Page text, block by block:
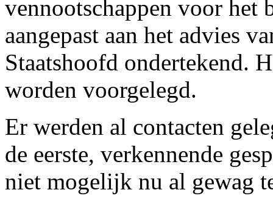
vennootschappen voor het
aangepast aan het advies
Staatshoofd ondertekend.
worden voorgelegd.
Er werden al contacten
de eerste, verkennende
niet mogelijk nu al gewag